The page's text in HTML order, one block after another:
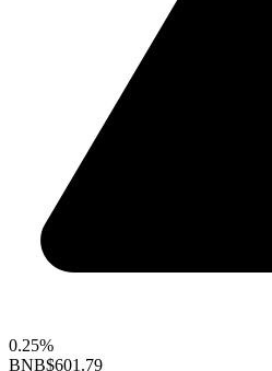
0.25%
BNB$601.79